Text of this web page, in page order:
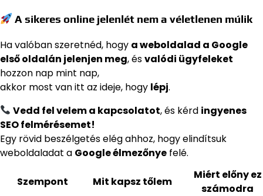
A sikeres online jelenlét nem a véletlenen múlik
Ha valóban szeretnéd, hogy a weboldalad a Google
első oldalán jelenjen meg, ésvalódi ügyfeleket
hozzon nap mint nap,
akkor most van itt az ideje, hogy lépj.
Vedd fel velem a kapcsolatot, és kérd ingyenes
SEO felmérésemet!
Egy rövid beszélgetés elég ahhoz, hogy elindítsuk
weboldaladat a Google élmezőnye felé.
Szempont Mit kapsz tőlem
Miért előny ez
számodra